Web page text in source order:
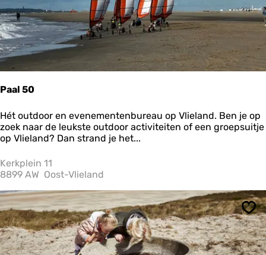
o
n
i
n
g
s
h
u
i
Paal 50
P
a
a
5
0
Hét outdoor en evenementenbureau op Vlieland. Ben je op
zoek naar de leukste outdoor activiteiten of een groepsuitje
op Vlieland? Dan strand je het...
Kerkplein 11
8899 AW Oost-Vlieland